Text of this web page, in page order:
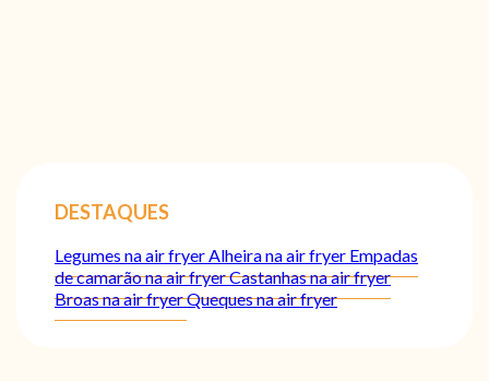
DESTAQUES
Legumes na air fryerAlheira na air fryer Empadas
de camarão na air fryerCastanhas na air fryer
Broas na air fryerQueques na air fryer